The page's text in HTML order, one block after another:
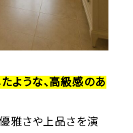
ような、高級感のあ
優雅さや上品さを演